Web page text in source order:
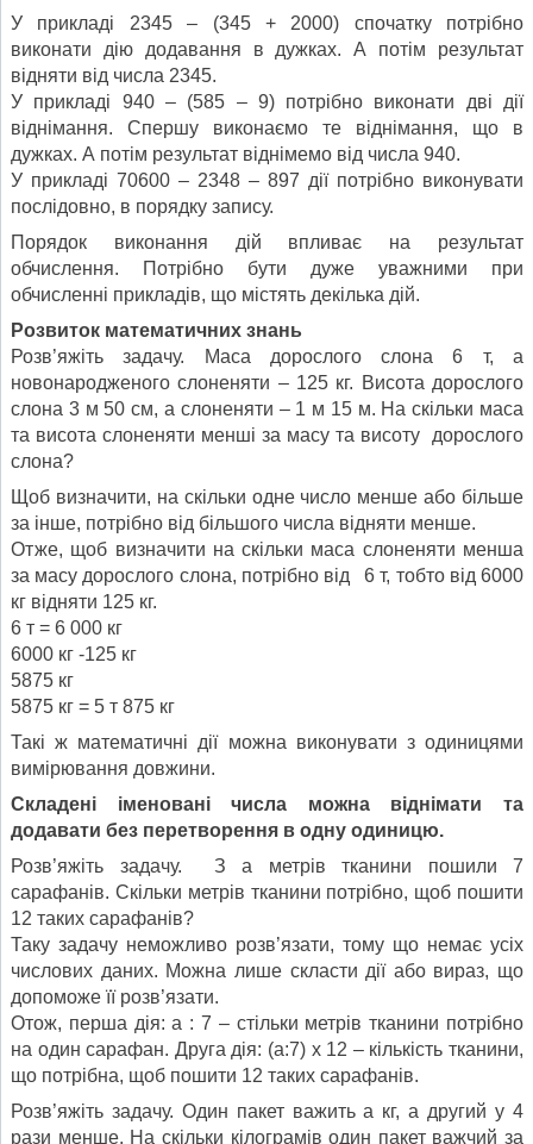
У прикладі 2345 – (345 + 2000) спочатку потрібно
виконати дію додавання в дужках. А потім результат
відняти від числа 2345.
У прикладі 940 – (585 – 9) потрібно виконати дві дії
віднімання. Спершу виконаємо те віднімання, що в
дужках. А потім результат віднімемо від числа 940.
У прикладі 70600 – 2348 – 897 дії потрібно виконувати
послідовно, в порядку запису.
Порядок виконання дій впливає на результат
обчислення. Потрібно бути дуже уважними при
обчисленні прикладів, що містять декілька дій.
Розвиток математичних знань
Розв’яжіть задачу. Маса дорослого слона 6 т, а
новонародженого слоненяти – 125 кг. Висота дорослого
слона 3 м 50 см, а слоненяти – 1 м 15 м. На скільки маса
та висота слоненяти менші за масу та висоту дорослого
слона?
Щоб визначити, на скільки одне число менше або більше
за інше, потрібно від більшого числа відняти менше.
Отже, щоб визначити на скільки маса слоненяти менша
за масу дорослого слона, потрібно від 6 т, тобто від 6000
кг відняти 125 кг.
6 т = 6 000 кг
6000 кг -125 кг
5875 кг
5875 кг = 5 т 875 кг
Такі ж математичні дії можна виконувати з одиницями
вимірювання довжини.
Складені іменовані числа можна віднімати та
додавати без перетворення в одну одиницю.
Розв’яжіть задачу. З а метрів тканини пошили 7
сарафанів. Скільки метрів тканини потрібно, щоб пошити
12 таких сарафанів?
Таку задачу неможливо розв’язати, тому що немає усіх
числових даних. Можна лише скласти дії або вираз, що
допоможе її розв’язати.
Отож, перша дія: а : 7 – стільки метрів тканини потрібно
на один сарафан. Друга дія: (а:7) х 12 – кількість тканини,
що потрібна, щоб пошити 12 таких сарафанів.
Розв’яжіть задачу. Один пакет важить а кг, а другий у 4
рази менше. На скільки кілограмів один пакет важчий за